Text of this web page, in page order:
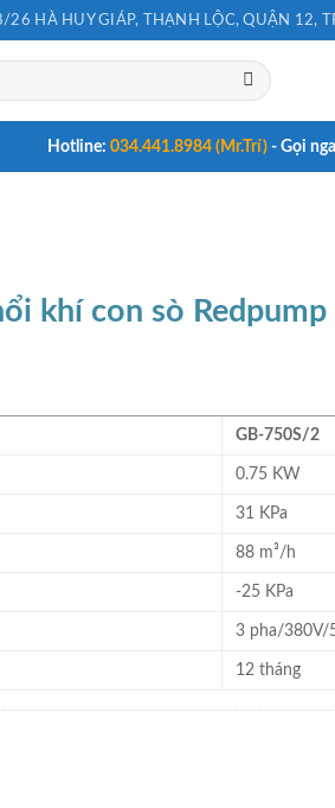
26 HÀ HUY GIÁP, THẠNH LỘC, QUẬN 12,
Hotline: 034.441.8984 (Mr.Trí) - Gọi
khí con sò
GB-750S/2
0.75 KW
31 KPa
88 m³/h
-25 KPa
3 pha/380V/
12 tháng